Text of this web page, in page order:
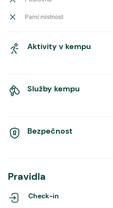
Parní místnost
Aktivity v kempu
Služby kempu
Bezpečnost
Pravidla
Check-in